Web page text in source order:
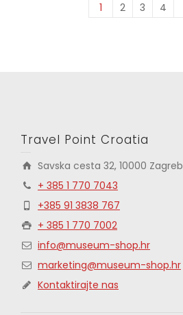
1 2 3 4
Travel Point Croatia
Savska cesta 32, 10000 Zagreb
+ 385 1 770 7043
+385 91 3838 767
+ 385 1 770 7002
info@museum-shop.hr
marketing@museum-shop.hr
Kontaktirajte nas